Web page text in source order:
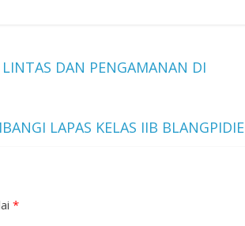
DAN PENGAMANAN DI
LAPAS KELAS IIB BLANGPIDIE
*